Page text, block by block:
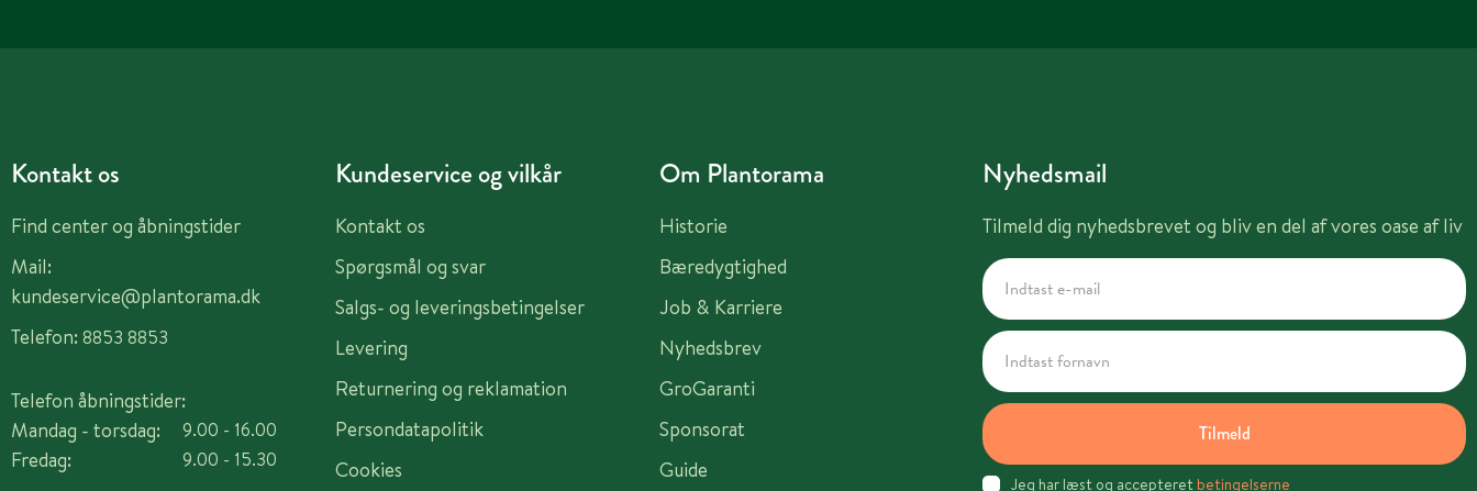
Kontakt os
Find center og åbningstider
Mail:
kundeservice@plantorama.dk
Telefon: 8853 8853
Telefon åbningstider:
Mandag - torsdag:
Fredag:
9.00 - 16.00
9.00 - 15.30
Kundeservice og vilkår
Kontakt os
Spørgsmål og svar
Salgs- og leveringsbetingelser
Levering
Returnering og reklamation
Persondatapolitik
Cookies
Om Plantorama
Historie
Bæredygtighed
Job & Karriere
Nyhedsbrev
GroGaranti
Sponsorat
Guide
Nyhedsmail
Tilmeld dig nyhedsbrevet og bliv en del af vores oase af liv
Tilmeld
Jeg har læst og accepteret betingelserne